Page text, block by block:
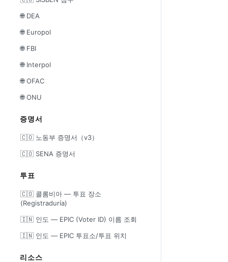
🌐 DEA
🌐 Europol
🌐 FBI
🌐 Interpol
🌐 OFAC
🌐 ONU
증명서
🇨🇴 노동부 증명서（v3）
🇨🇴 SENA 증명서
투표
🇨🇴 콜롬비아 — 투표 장소
(Registraduría)
🇮🇳 인도 — EPIC (Voter ID) 이름 조회
🇮🇳 인도 — EPIC 투표소/투표 위치
리소스